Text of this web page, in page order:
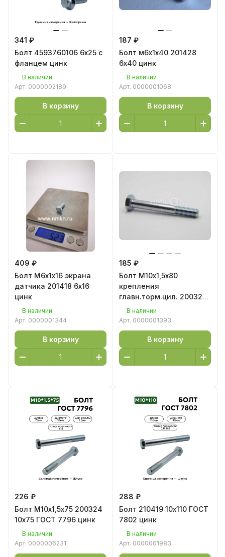
341 ₽
Болт 4593760106 6х25 с
фланцем цинк
В наличии
Арт. 0000002189
В корзину
187 ₽
Болт м6х1х40 201428
6х40 цинк
В наличии
Арт. 0000001068
В корзину
409 ₽
Болт М6х1х16 экрана
датчика 201418 6х16
цинк
В наличии
Арт. 0000001344
В корзину
185 ₽
Болт М10х1,5х80
крепления
главн.торм.цил. 200325
10х80 цинк
В наличии
Арт. 0000001393
В корзину
226 ₽
Болт М10х1,5х75 200324
10х75 ГОСТ 7796 цинк
В наличии
Арт. 0000006231
288 ₽
Болт 210419 10х110 ГОСТ
7802 цинк
В наличии
Арт. 0000001983